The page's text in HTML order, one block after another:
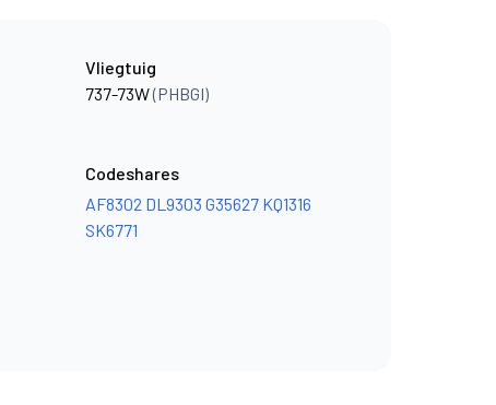
Vliegtuig
737-73W(PHBGI)
Codeshares
AF8302 DL9303 G35627 KQ1316
SK6771